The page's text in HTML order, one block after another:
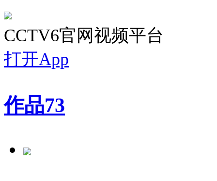
CCTV6官网视频平台
打开App
作品73